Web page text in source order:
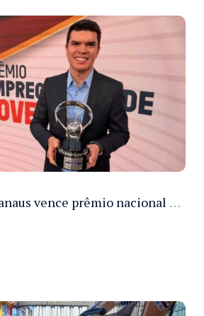
Prefeitura de Manaus vence prêmio nacional na categoria Estágio e recebe troféu em São Paulo